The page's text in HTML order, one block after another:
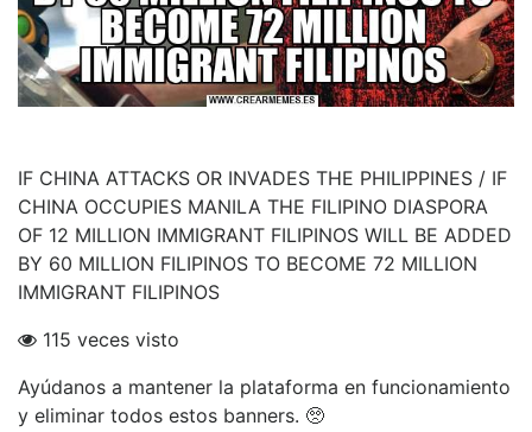
IF CHINA ATTACKS OR INVADES THE PHILIPPINES / IF
CHINA OCCUPIES MANILA THE FILIPINO DIASPORA
OF 12 MILLION IMMIGRANT FILIPINOS WILL BE ADDED
BY 60 MILLION FILIPINOS TO BECOME 72 MILLION
IMMIGRANT FILIPINOS
115 veces visto
Ayúdanos a mantener la plataforma en funcionamiento
y eliminar todos estos banners. 🥺